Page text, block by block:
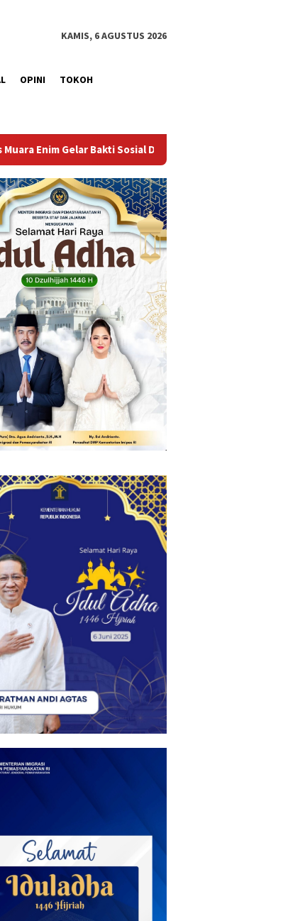
KAMIS, 6 AGUSTUS 2026
OPINI TOKOH
Darah dalam Rangka Memperingati HUT ke-81 Republik